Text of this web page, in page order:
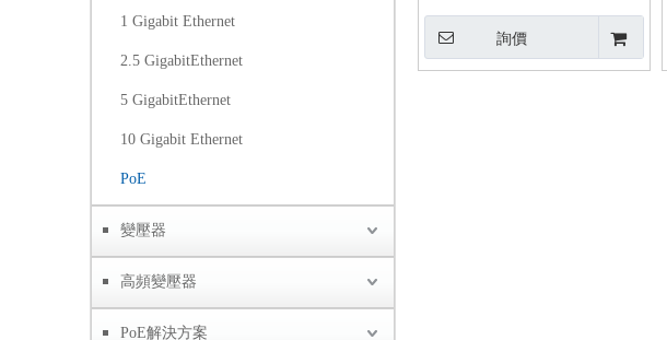
1 Gigabit Ethernet
2.5 GigabitEthernet
5 GigabitEthernet
10 Gigabit Ethernet
PoE
變壓器
高頻變壓器
PoE解決方案
詢價